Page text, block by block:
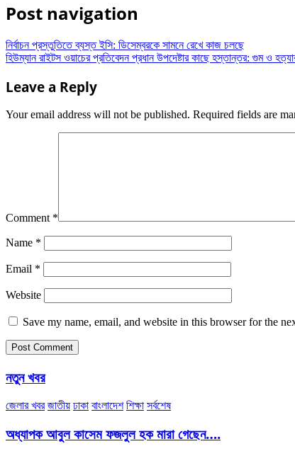
Post navigation
নির্বাচন প্রস্তুতিতে ব্যস্ত ইসি: ডিসেম্বরকে সামনে রেখে কাজ চলছে
হিউম্যান রাইটস ওয়াচের প্রতিবেদন প্রধান উপদেষ্টার কাছে হস্তান্তর: গুম ও হত্যার
Leave a Reply
Your email address will not be published. Required fields are
Comment *
Name *
Email *
Website
Save my name, email, and website in this browser for the
নতুন খবর
জেলার খবর জাতীয় ঢাকা বাংলাদেশ শিক্ষা সর্বশেষ
অধ্যাপক আবুল কাসেম ফজলুল হক মারা গেছেন….